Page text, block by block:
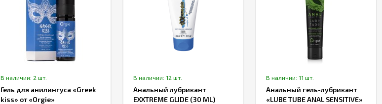
В наличии: 2 шт.
Гель для анилингуса «Greek
kiss» от «Orgie»
В наличии: 12 шт.
Анальный лубрикант
EXXTREME GLIDE (30 ML)
В наличии: 11 шт.
Анальный гель-лубрикант
«LUBE TUBE ANAL SENSITIVE»